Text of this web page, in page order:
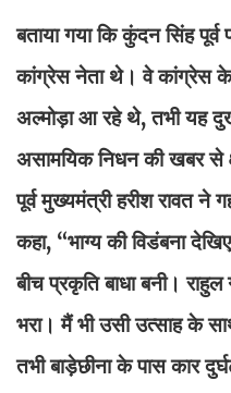
बताया गया कि कुंदन सिंह पूर्व
कांग्रेस नेता थे। वे कांग्रेस
अल्मोड़ा आ रहे थे, तभी यह
असामयिक निधन की खबर से
पूर्व मुख्यमंत्री हरीश रावत ने
कहा, “भाग्य की विडंबना
बीच प्रकृति बाधा बनी।
भरा। मैं भी उसी उत्साह के
तभी बाड़ेछीना के पास कार